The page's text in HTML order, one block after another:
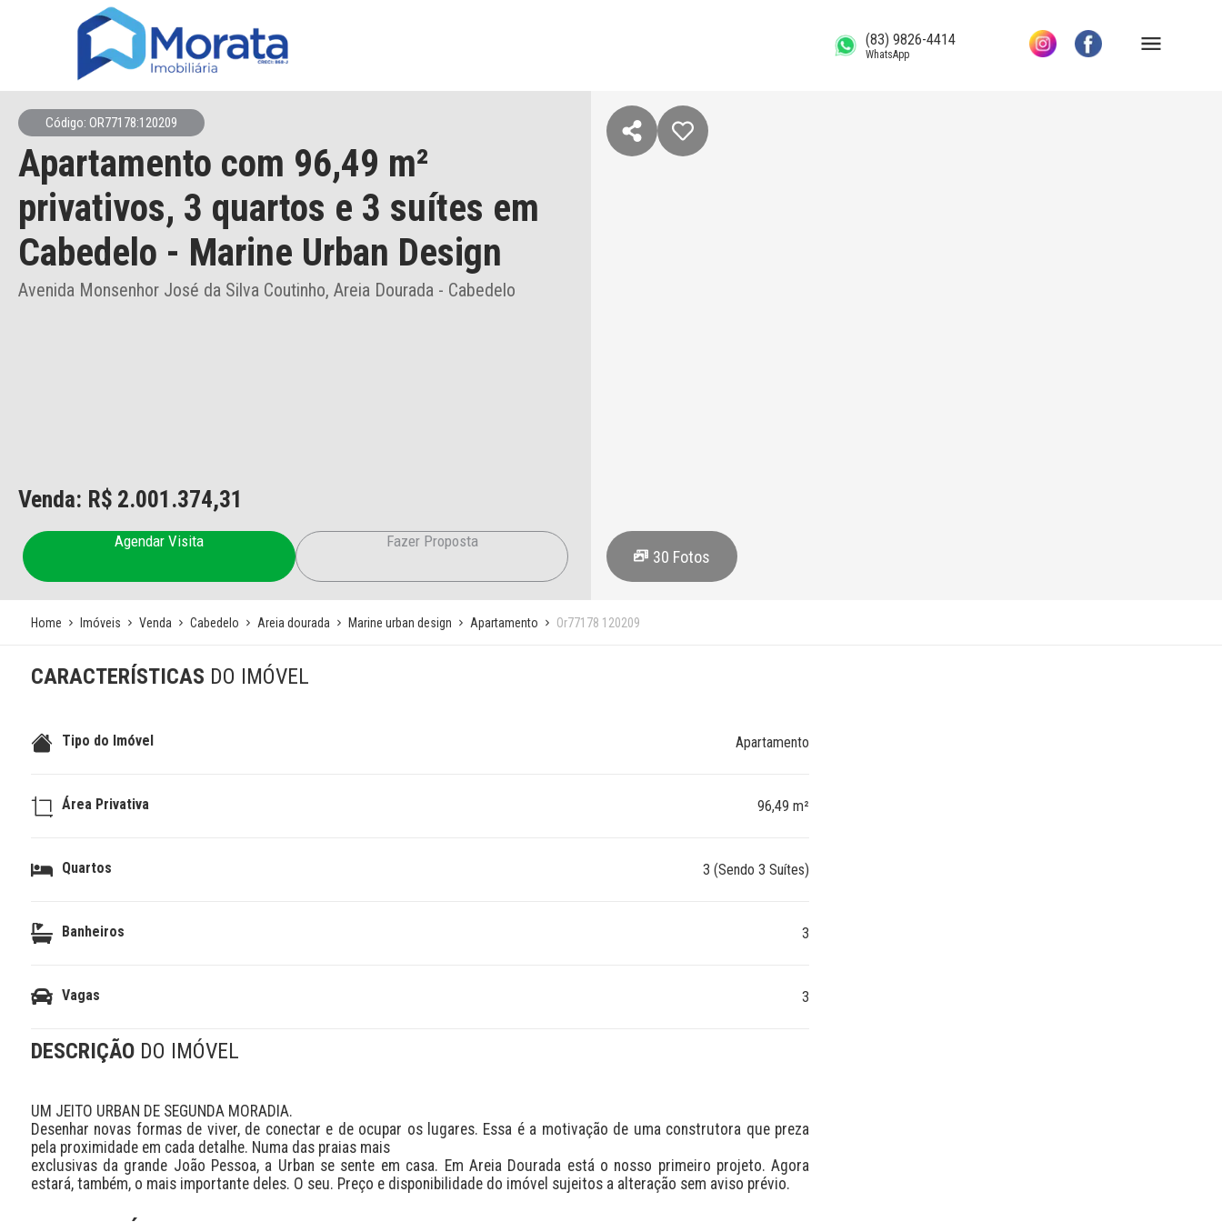
(83) 9826-4414
WhatsApp
Código: OR77178:120209
Apartamento com 96,49 m²
privativos, 3 quartos e 3 suítes em
Cabedelo - Marine Urban Design
Avenida Monsenhor José da Silva Coutinho, Areia Dourada - Cabedelo
Venda: R$ 2.001.374,31
Agendar Visita Fazer Proposta
30 Fotos
Home Imóveis Venda Cabedelo Areia dourada Marine urban design Apartamento Or77178 120209
CARACTERÍSTICAS DO IMÓVEL
Tipo do Imóvel Apartamento
Área Privativa 96,49 m²
Quartos 3 (Sendo 3 Suítes)
Banheiros 3
Vagas 3
DESCRIÇÃO DO IMÓVEL
UM JEITO URBAN DE SEGUNDA MORADIA.
Desenhar novas formas de viver, de conectar e de ocupar os lugares. Essa é a motivação de uma construtora que preza
pela proximidade em cada detalhe. Numa das praias mais
exclusivas da grande João Pessoa, a Urban se sente em casa. Em Areia Dourada está o nosso primeiro projeto. Agora
estará, também, o mais importante deles. O seu. Preço e disponibilidade do imóvel sujeitos a alteração sem aviso prévio.